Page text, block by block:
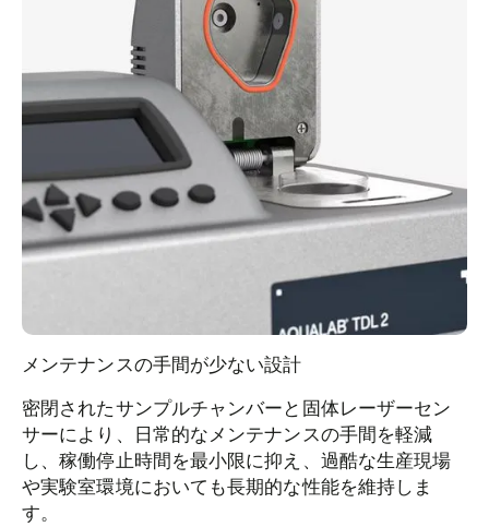
メンテナンスの手間が少ない設計
密閉されたサンプルチャンバーと固体レーザーセン
サーにより、日常的なメンテナンスの手間を軽減
し、稼働停止時間を最小限に抑え、過酷な生産現場
や実験室環境においても長期的な性能を維持しま
す。